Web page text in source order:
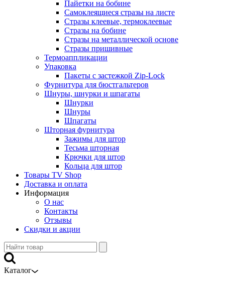
Пайетки на бобине
Самоклеящиеся стразы на листе
Стразы клеевые, термоклеевые
Стразы на бобине
Стразы на металлической основе
Стразы пришивные
Термоаппликации
Упаковка
Пакеты с застежкой Zip-Lock
Фурнитура для бюстгальтеров
Шнуры, шнурки и шпагаты
Шнурки
Шнуры
Шпагаты
Шторная фурнитура
Зажимы для штор
Тесьма шторная
Крючки для штор
Кольца для штор
Товары TV Shop
Доставка и оплата
Информация
О нас
Контакты
Отзывы
Скидки и акции
Каталог